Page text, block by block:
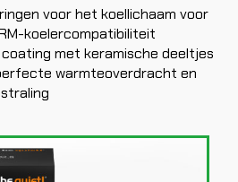
voor het koellichaam voor
koelercompatibiliteit
met keramische deeltjes
warmteoverdracht en